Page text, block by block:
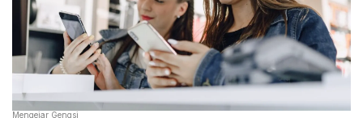
Mengejar Gengsi